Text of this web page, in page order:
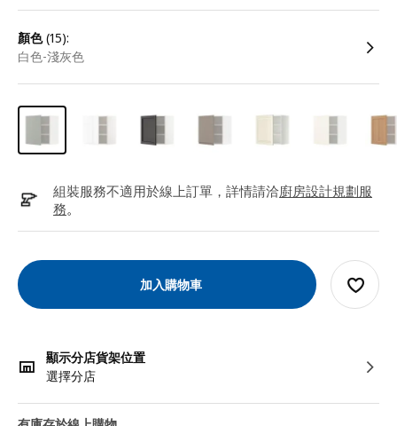
顏色(15):
白色-淺灰色
組裝服務不適用於線上訂單，詳情請洽廚房設計規劃服
務。
加入購物車
顯示分店貨架位置
選擇分店